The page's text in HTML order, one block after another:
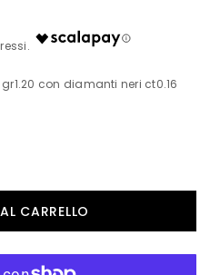
con diamanti neri ct0.16